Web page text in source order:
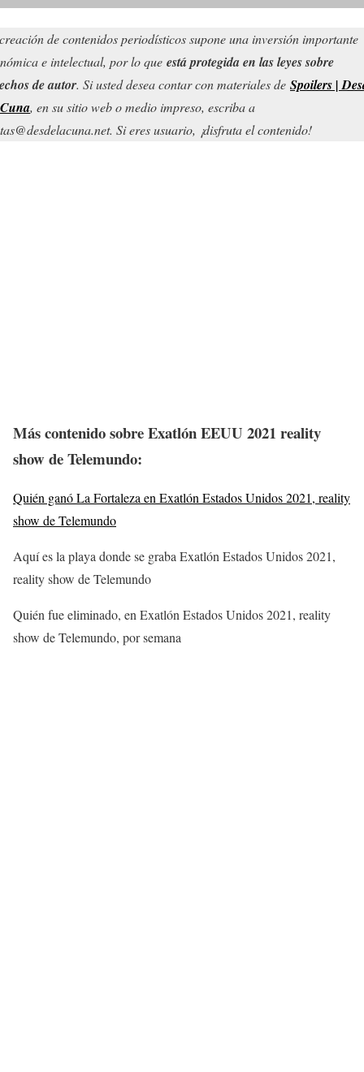
de contenidos periodísticos supone una inversión importante
e intelectual, por lo que está protegida en las leyes sobre
de autor. Si usted desea contar con materiales de Spoilers |
, en su sitio web o medio impreso, escriba a
Si eres usuario, ¡disfruta el contenido!
Más contenido sobreExatlón EEUU 2021reality
show de Telemundo:
Quién ganó La Fortaleza en Exatlón Estados Unidos 2021, reality
show de Telemundo
Aquí es la playa donde se graba Exatlón Estados Unidos 2021,
reality show de Telemundo
Quién fue eliminado, en Exatlón Estados Unidos 2021, reality
show de Telemundo, por semana